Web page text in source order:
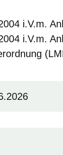
i.V.m.
i.V.m.